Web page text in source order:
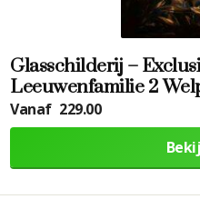
Glasschilderij –
Leeuwenfamilie 2
Vanaf 229.00